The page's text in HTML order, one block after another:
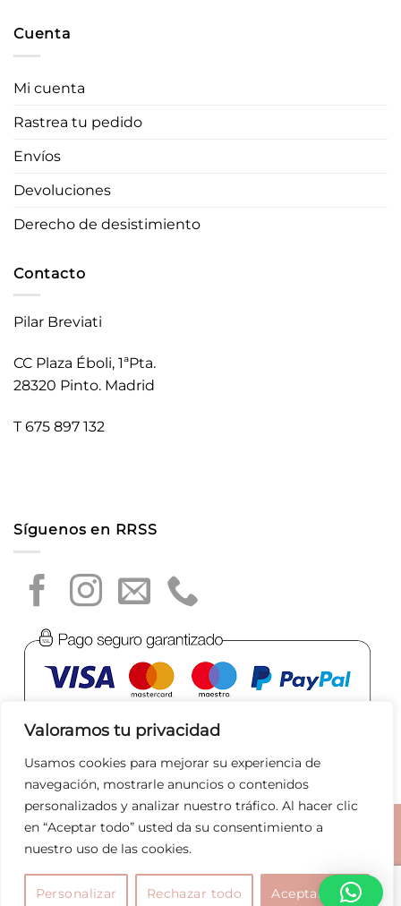
Valoramos tu privacidad
Usamos cookies para mejorar su experiencia de
navegación, mostrarle anuncios o contenidos
personalizados y analizar nuestro tráfico. Al hacer clic
en “Aceptar todo” usted da su consentimiento a
nuestro uso de las cookies.
Personalizar Rechazar todo Aceptar todo
Cuenta
Mi cuenta
Rastrea tu pedido
Envíos
Devoluciones
Derecho de desistimiento
Contacto
Pilar Breviati
CC Plaza Éboli, 1ªPta.
28320 Pinto. Madrid
T 675 897 132
Síguenos en RRSS
Aviso legal|Política de privacidad|Política de Cookies
Condiciones de compra